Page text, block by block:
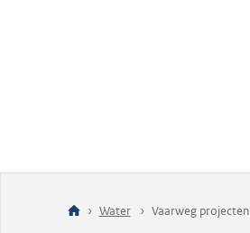
Water Vaarweg projecten